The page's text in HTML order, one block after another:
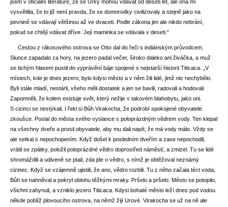
jsem v oficiální literatuře, že se Urky mohou vdávat od deseti let, ale ona mi
vysvětlila, že to již není pravda, že se domorodky civilizovaly a stejně jako na
pevnině se vdávají většinou až ve dvaceti. Podle zákona jim ale nikdo nebrání,
pokud se chtějí vdávat dříve. Její maminka se vdávala v deseti.“
Cestou z rákosového ostrova se Otto dal do řeči s indiánským průvodcem.
Slunce zapadalo za hory, na jezero padal večer, široko daleko ani živáčka, a muž
se tichým hlasem pustil do vyprávění báje spojené s nejstarší historii Titicaca. „V
místech, kde je dnes jezero, bylo kdysi město a v něm žili lidé, jimž nic nechybělo.
Byli stále mladí, nestárli, všeho měli dostatek a jen se bavili, radovali a hodovali.
Zapomněli, že kolem existuje svět, který nežije v takovém blahobytu, jako oni.
S cizinci se nestýkali. I řekl si Bůh Virakocha, že podrobí spokojené obyvatele
zkoušce. Poslal do města svého vyslance s poloprázdným vědrem vody. Ten klepal
na všechny dveře a prosil obyvatele, aby mu dali napít, že má vody málo. Vždy se
ale setkal s nepochopením. Když došel k posledním dveřím a zase nepochodil,
vrátil se zpátky, položil poloprázdné vědro doprostřed náměstí, a zmizel. Tu se lidé
shromáždili a udiveně se ptali, zda jde o vědro, s nímž je obtěžoval neznámý
cizinec. Když se vzájemně ujistili, že ano, vědro rozbili. Tu z něho začala téct voda,
Bůh se nahněval a pokryl oblohu těžkými mraky. Pršelo a pršelo. Město se potopilo,
všichni zahynuli, a vzniklo jezero Titicaca. Kdysi bohaté město leží dnes pod vodou
někde poblíž plovoucího ostrova, na němž žijí Urové. Virakocha se už na ně ale